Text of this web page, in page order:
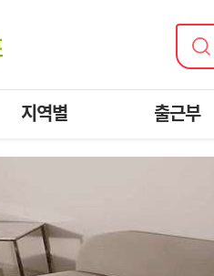
지역별 출근부